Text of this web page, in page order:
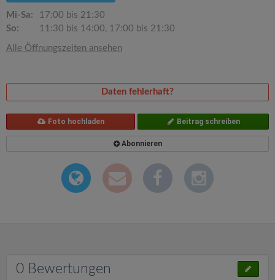
Mi-Sa:
17:00 bis 21:30
So:
11:30 bis 14:00, 17:00 bis 21:30
Alle Öffnungszeiten ansehen
Daten fehlerhaft?
Foto hochladen Beitrag schreiben
Abonnieren
0 Bewertungen
t
i
o
n